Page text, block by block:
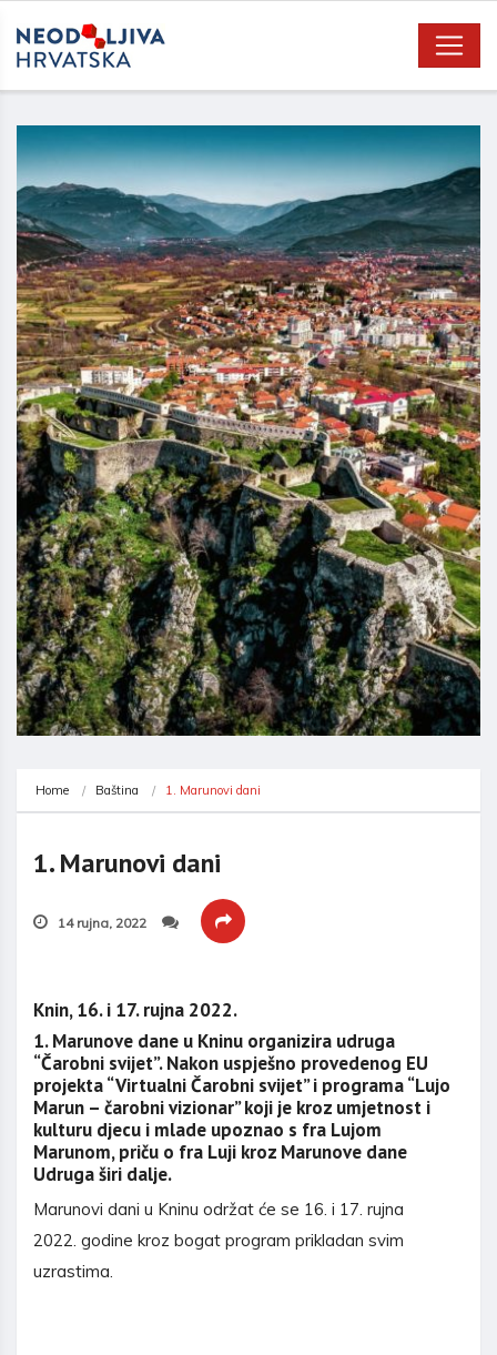
Home Baština 1. Marunovi dani
1. Marunovi dani
14 rujna, 2022
Knin,16. i 17. rujna 2022.
1. Marunove dane u Kninu organizira udruga
“Čarobni svijet”. Nakon uspješno provedenog EU
projekta “Virtualni Čarobni svijet” i programa “Lujo
Marun – čarobni vizionar” koji je kroz umjetnost i
kulturu djecu i mlade upoznao s fra Lujom
Marunom, priču o fra Luji kroz Marunove dane
Udruga širi dalje.
Marunovi dani u Kninu održat će se 16. i 17. rujna
2022. godine kroz bogat program prikladan svim
uzrastima.